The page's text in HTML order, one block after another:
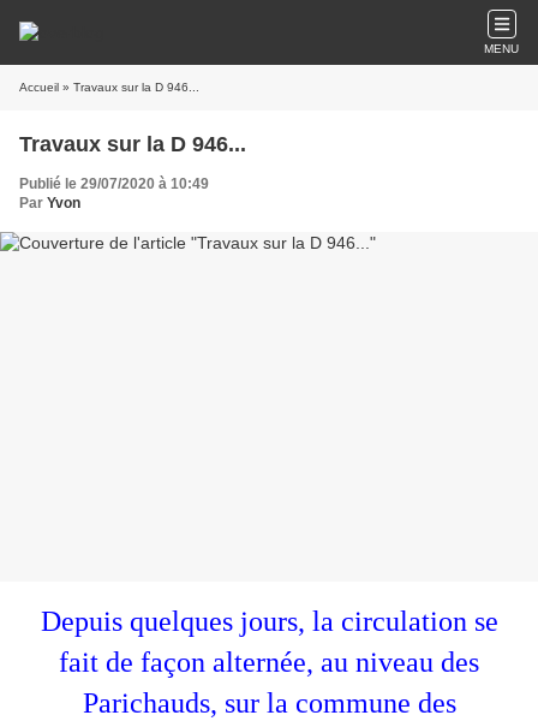
MENU
Accueil » Travaux sur la D 946...
Travaux sur la D 946...
Publié le 29/07/2020 à 10:49
Par Yvon
Depuis quelques jours, la circulation se
fait de façon alternée, au niveau des
Parichauds, sur la commune des